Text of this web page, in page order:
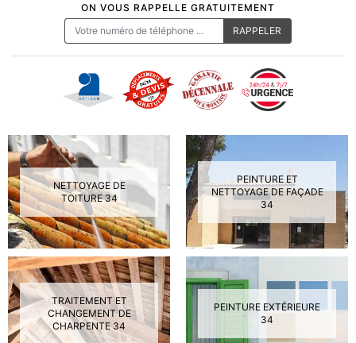
ON VOUS RAPPELLE GRATUITEMENT
NETTOYAGE DE
TOITURE 34
PEINTURE ET
NETTOYAGE DE FAÇADE
34
TRAITEMENT ET
CHANGEMENT DE
CHARPENTE 34
PEINTURE EXTÉRIEURE
34